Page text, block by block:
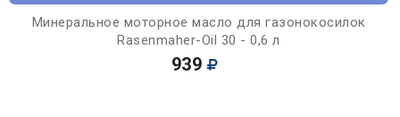
Минеральное моторное масло для газонокосилок
Rasenmaher-Oil 30 - 0,6 л
939